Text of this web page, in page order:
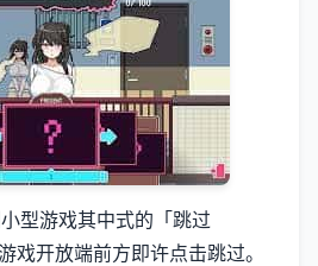
型游戏其中式的「跳过
戏开放端前方即许点击跳过。